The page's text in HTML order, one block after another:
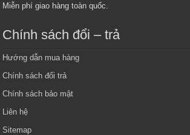
Miễn phí giao hàng toàn quốc.
Chính sách đổi – trả
Hướng dẫn mua hàng
Chính sách đổi trả
Chính sách bảo mật
Liên hệ
Sitemap